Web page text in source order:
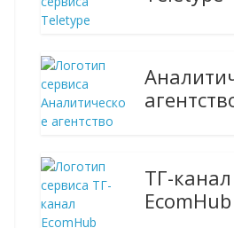
ТГ-канал
EcomHub